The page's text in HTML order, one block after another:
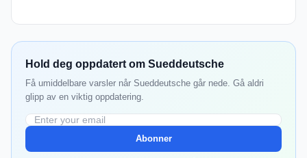
Hold deg oppdatert om Sueddeutsche
Få umiddelbare varsler når Sueddeutsche går nede. Gå aldri
glipp av en viktig oppdatering.
Abonner